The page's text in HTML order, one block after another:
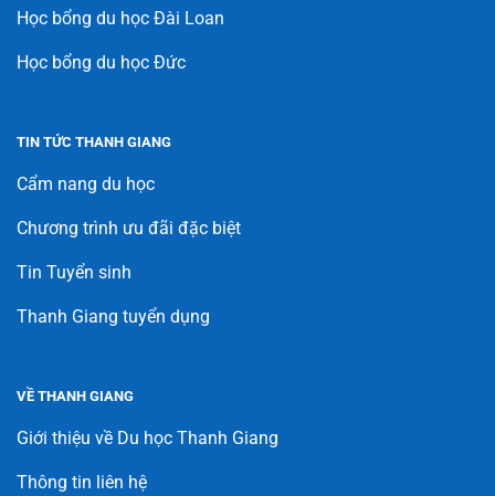
Học bổng du học Đài Loan
Học bổng du học Đức
TIN TỨC THANH GIANG
Cẩm nang du học
Chương trình ưu đãi đặc biệt
Tin Tuyển sinh
Thanh Giang tuyển dụng
VỀ THANH GIANG
Giới thiệu về Du học Thanh Giang
Thông tin liên hệ